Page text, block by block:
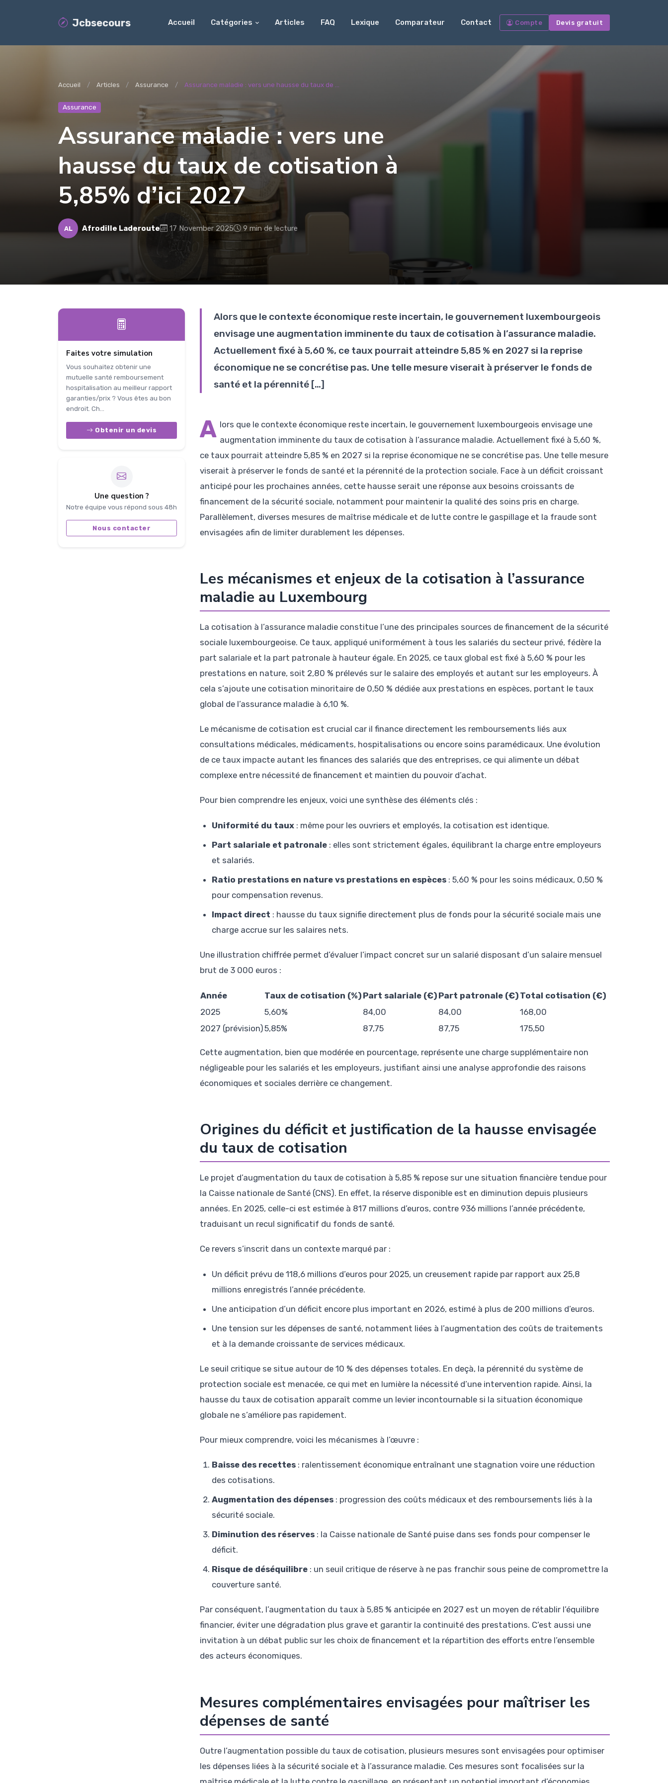
Jcbsecours Accueil Catégories Articles FAQ Lexique Comparateur Contact Compte Devis gratuit
Accueil Articles Assurance Assurance maladie : vers une hausse du taux de ...
Assurance
Assurance maladie : vers une
hausse du taux de cotisation à
5,85% d’ici 2027
AL Afrodille Laderoute 17 November 2025 9 min de lecture
Faites votre simulation
Vous souhaitez obtenir une
mutuelle santé remboursement
hospitalisation au meilleur rapport
garanties/prix ? Vous êtes au bon
endroit. Ch...
Obtenir un devis
Une question ?
Notre équipe vous répond sous 48h
Nous contacter
Alors que le contexte économique reste incertain, le gouvernement luxembourgeois
envisage une augmentation imminente du taux de cotisation à l’assurance maladie.
Actuellement fixé à 5,60 %, ce taux pourrait atteindre 5,85 % en 2027 si la reprise
économique ne se concrétise pas. Une telle mesure viserait à préserver le fonds de
santé et la pérennité […]
A lors que le contexte économique reste incertain, le gouvernement luxembourgeois envisage une
augmentation imminente du taux de cotisation à l’assurance maladie. Actuellement fixé à 5,60 %,
ce taux pourrait atteindre 5,85 % en 2027 si la reprise économique ne se concrétise pas. Une telle mesure
viserait à préserver le fonds de santé et la pérennité de la protection sociale. Face à un déficit croissant
anticipé pour les prochaines années, cette hausse serait une réponse aux besoins croissants de
financement de la sécurité sociale, notamment pour maintenir la qualité des soins pris en charge.
Parallèlement, diverses mesures de maîtrise médicale et de lutte contre le gaspillage et la fraude sont
envisagées afin de limiter durablement les dépenses.
Les mécanismes et enjeux de la cotisation à l’assurance
maladie au Luxembourg
La cotisation à l’assurance maladie constitue l’une des principales sources de financement de la sécurité
sociale luxembourgeoise. Ce taux, appliqué uniformément à tous les salariés du secteur privé, fédère la
part salariale et la part patronale à hauteur égale. En 2025, ce taux global est fixé à 5,60 % pour les
prestations en nature, soit 2,80 % prélevés sur le salaire des employés et autant sur les employeurs. À
cela s’ajoute une cotisation minoritaire de 0,50 % dédiée aux prestations en espèces, portant le taux
global de l’assurance maladie à 6,10 %.
Le mécanisme de cotisation est crucial car il finance directement les remboursements liés aux
consultations médicales, médicaments, hospitalisations ou encore soins paramédicaux. Une évolution
de ce taux impacte autant les finances des salariés que des entreprises, ce qui alimente un débat
complexe entre nécessité de financement et maintien du pouvoir d’achat.
Pour bien comprendre les enjeux, voici une synthèse des éléments clés :
Uniformité du taux : même pour les ouvriers et employés, la cotisation est identique.
Part salariale et patronale : elles sont strictement égales, équilibrant la charge entre employeurs
et salariés.
Ratio prestations en nature vs prestations en espèces : 5,60 % pour les soins médicaux, 0,50 %
pour compensation revenus.
Impact direct : hausse du taux signifie directement plus de fonds pour la sécurité sociale mais une
charge accrue sur les salaires nets.
Une illustration chiffrée permet d’évaluer l’impact concret sur un salarié disposant d’un salaire mensuel
brut de 3 000 euros :
Année Taux de cotisation (%) Part salariale (€) Part patronale (€) Total cotisation (€)
2025
5,60% 84,00 84,00
168,00
2027 (prévision)5,85% 87,75 87,75 175,50
Cette augmentation, bien que modérée en pourcentage, représente une charge supplémentaire non
négligeable pour les salariés et les employeurs, justifiant ainsi une analyse approfondie des raisons
économiques et sociales derrière ce changement.
Origines du déficit et justification de la hausse envisagée
du taux de cotisation
Le projet d’augmentation du taux de cotisation à 5,85 % repose sur une situation financière tendue pour
la Caisse nationale de Santé (CNS). En effet, la réserve disponible est en diminution depuis plusieurs
années. En 2025, celle-ci est estimée à 817 millions d’euros, contre 936 millions l’année précédente,
traduisant un recul significatif du fonds de santé.
Ce revers s’inscrit dans un contexte marqué par :
Un déficit prévu de 118,6 millions d’euros pour 2025, un creusement rapide par rapport aux 25,8
millions enregistrés l’année précédente.
Une anticipation d’un déficit encore plus important en 2026, estimé à plus de 200 millions d’euros.
Une tension sur les dépenses de santé, notamment liées à l’augmentation des coûts de traitements
et à la demande croissante de services médicaux.
Le seuil critique se situe autour de 10 % des dépenses totales. En deçà, la pérennité du système de
protection sociale est menacée, ce qui met en lumière la nécessité d’une intervention rapide. Ainsi, la
hausse du taux de cotisation apparaît comme un levier incontournable si la situation économique
globale ne s’améliore pas rapidement.
Pour mieux comprendre, voici les mécanismes à l’œuvre :
Baisse des recettes : ralentissement économique entraînant une stagnation voire une réduction
des cotisations.
Augmentation des dépenses : progression des coûts médicaux et des remboursements liés à la
sécurité sociale.
Diminution des réserves : la Caisse nationale de Santé puise dans ses fonds pour compenser le
déficit.
Risque de déséquilibre : un seuil critique de réserve à ne pas franchir sous peine de compromettre la
couverture santé.
Par conséquent, l’augmentation du taux à 5,85 % anticipée en 2027 est un moyen de rétablir l’équilibre
financier, éviter une dégradation plus grave et garantir la continuité des prestations. C’est aussi une
invitation à un débat public sur les choix de financement et la répartition des efforts entre l’ensemble
des acteurs économiques.
Mesures complémentaires envisagées pour maîtriser les
dépenses de santé
Outre l’augmentation possible du taux de cotisation, plusieurs mesures sont envisagées pour optimiser
les dépenses liées à la sécurité sociale et à l’assurance maladie. Ces mesures sont focalisées sur la